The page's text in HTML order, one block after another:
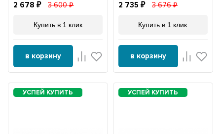
2 678 3 600
Купить в 1 клик
в корзину
2 735 3 676
Купить в 1 клик
в корзину